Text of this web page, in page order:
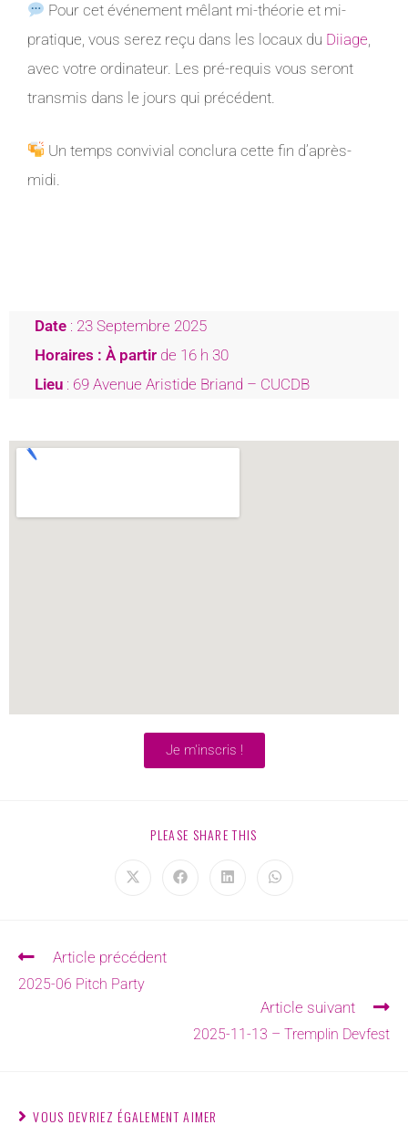
Pour cet événement mêlant mi-théorie et mi-
pratique, vous serez reçu dans les locaux du Diiage,
avec votre ordinateur. Les pré-requis vous seront
transmis dans le jours qui précédent.
Un temps convivial conclura cette fin d’après-
midi.
Date : 23 Septembre 2025
Horaires : À partir de 16 h 30
Lieu : 69 Avenue Aristide Briand – CUCDB
Je m'inscris !
PLEASE SHARE THIS
Article précédent
2025-06 Pitch Party
Article suivant
2025-11-13 – Tremplin Devfest
VOUS DEVRIEZ ÉGALEMENT AIMER